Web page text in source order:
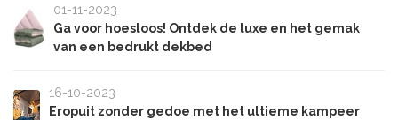
01-11-2023
Ga voor hoesloos! Ontdek de luxe en het gemak
van een bedrukt dekbed
16-10-2023
Eropuit zonder gedoe met het ultieme kampeer